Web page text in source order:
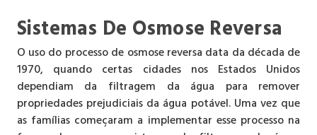
Sistemas De Osmose Reversa
O uso do processo de osmose reversa data da década de
1970, quando certas cidades nos Estados Unidos
dependiam da filtragem da água para remover
propriedades prejudiciais da água potável. Uma vez que
as famílias começaram a implementar esse processo na